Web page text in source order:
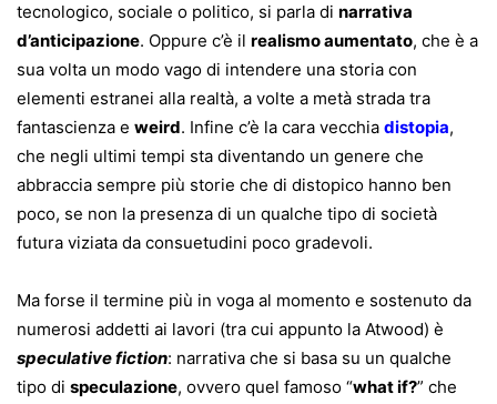
tecnologico, sociale o politico, si parla di narrativa
d’anticipazione. Oppure c’è il realismo aumentato, che è a
sua volta un modo vago di intendere una storia con
elementi estranei alla realtà, a volte a metà strada tra
fantascienza e weird. Infine c’è la cara vecchia distopia,
che negli ultimi tempi sta diventando un genere che
abbraccia sempre più storie che di distopico hanno ben
poco, se non la presenza di un qualche tipo di società
futura viziata da consuetudini poco gradevoli.
Ma forse il termine più in voga al momento e sostenuto da
numerosi addetti ai lavori (tra cui appunto la Atwood) è
speculative fiction: narrativa che si basa su un qualche
tipo di speculazione, ovvero quel famoso “what if?” che